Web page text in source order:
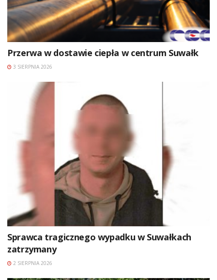
Przerwa w dostawie ciepła w centrum Suwałk
3 SIERPNIA 2026
Sprawca tragicznego wypadku w Suwałkach
zatrzymany
2 SIERPNIA 2026